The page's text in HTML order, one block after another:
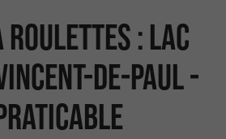
roulettes : Lac
de-Paul -